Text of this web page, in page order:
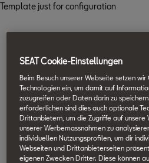
Template just for configuration
SEAT Cookie-Einstellungen
Beim Besuch unserer Webseite setzen
Technologien ein, um damit auf
zuzugreifen oder Daten darin zu
erforderlichen sind dies auch optionale
Drittanbietern, um die Zugriffe auf unsere
unserer Werbemassnahmen zu
individuellen Nutzungsprofilen, um dir
Webseiten und Drittanbieterseiten
eigenen Zwecken Dritter. Diese können